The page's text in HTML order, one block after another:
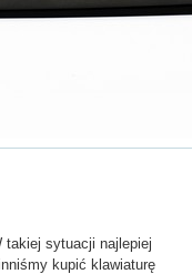
takiej sytuacji najlepiej
kupić klawiaturę